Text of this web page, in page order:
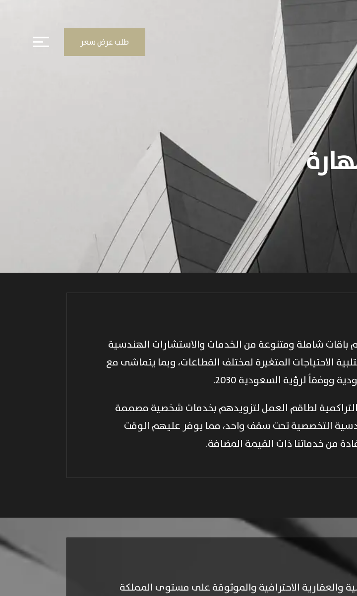
طلب عرض سعر
للإستشارات الهندسية منذ تأسيسها عام 1996 بتقديم باقات شاملة ومتنوعة من الخدمات والاستشارات الهندسية
الاحتياجات المتغيرة لمختلف القطاعات، وبما يتماشى مع
ووفقاً لرؤية السعودية 2030.
لطاقم العمل لتزويدهم بخدمات شخصية مصممة
التخصصية تحت سقف واحد، مما يوفر عليهم الوقت
من خدماتنا ذات القيمة المضافة.
والعقارية الاحترافية والموثوقة على مستوى المملكة